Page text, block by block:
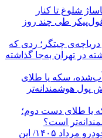
شلوغ تا کنار
طی چند روز
دریاچه‌ی چیتگر؛ ردی که
در تهران به‌جا گذاشته
سکه یا طلای
هوشمندانه‌تر
یا طلای دست دوم؛
است؟
ثبت‌نام ایران‌خودرو مرداد ۱۴۰۵/ این